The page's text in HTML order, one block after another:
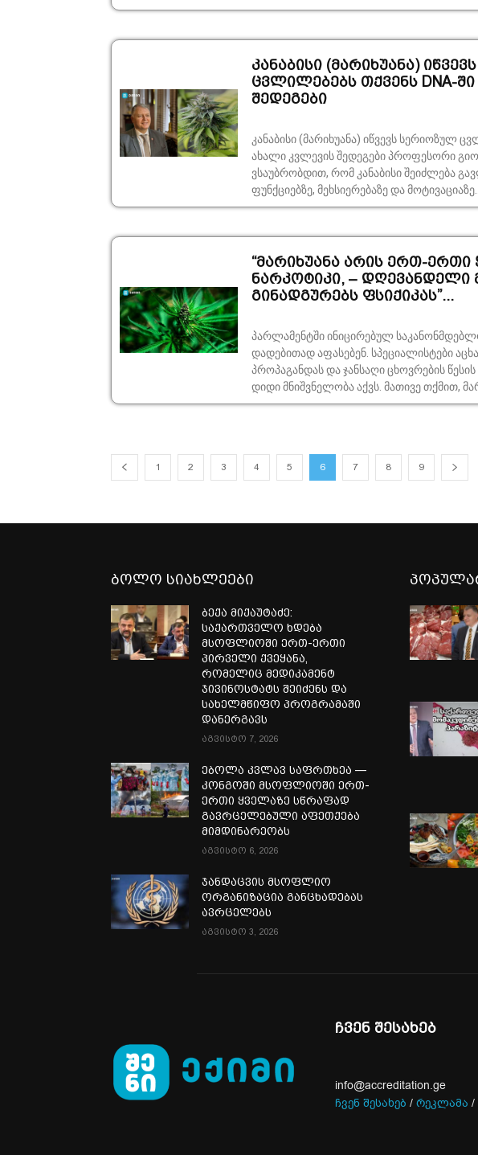
კანაბისი (მარიხუანა)
ცვლილებებს თქვენს DNA-
შედეგები
კანაბისი (მარიხუანა) იწვევს სერიოზულ
ახალი კვლევის შედეგები პროფესორი გიორგი ფხაკაძე, დღემდე
ვსაუბრობდით, რომ კანაბისი შეიძლება
ფუნქციებზე, მეხსიერებაზე და მოტივაციაზე....
“მარიხუანა არის ერთ-ერთი
ნარკოტიკი, – დღევანდელი
გინადგურებს ფსიქიკას”...
პარლამენტში ინიცირებულ
დადებითად აფასებენ. სპეციალისტები
პროპაგანდას და ჯანსაღი ცხოვრების
დიდი მნიშვნელობა აქვს. მათივე თქმით,
1 2 3 4 5 6 7 8 9
ბოლო სიახლეები
ბექა მიქაუტაძე:
საქართველო ხდება
მსოფლიოში ერთ-ერთი
პირველი ქვეყანა,
რომელიც მედიკამენტ
ჯივინოსტატს შეიძენს და
სახელმწიფო პროგრამაში
დანერგავს
აგვისტო 7, 2026
ებოლა კვლავ საფრთხეა —
კონგოში მსოფლიოში ერთ-
ერთი ყველაზე სწრაფად
გავრცელებული აფეთქება
მიმდინარეობს
აგვისტო 6, 2026
ჯანდაცვის მსოფლიო
ორგანიზაცია განცხადებას
ავრცელებს
აგვისტო 3, 2026
ჩვენ შესახებ
info@accreditation.ge
ჩვენ შესახებ / რეკლამა /